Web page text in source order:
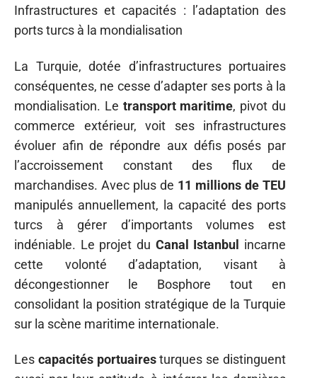
Infrastructures et capacités : l’adaptation des
ports turcs à la mondialisation
La Turquie, dotée d’infrastructures portuaires
conséquentes, ne cesse d’adapter ses ports à la
mondialisation. Le transport maritime, pivot du
commerce extérieur, voit ses infrastructures
évoluer afin de répondre aux défis posés par
l’accroissement constant des flux de
marchandises. Avec plus de 11 millions de TEU
manipulés annuellement, la capacité des ports
turcs à gérer d’importants volumes est
indéniable. Le projet du Canal Istanbul incarne
cette volonté d’adaptation, visant à
décongestionner le Bosphore tout en
consolidant la position stratégique de la Turquie
sur la scène maritime internationale.
Les capacités portuairesturques se distinguent